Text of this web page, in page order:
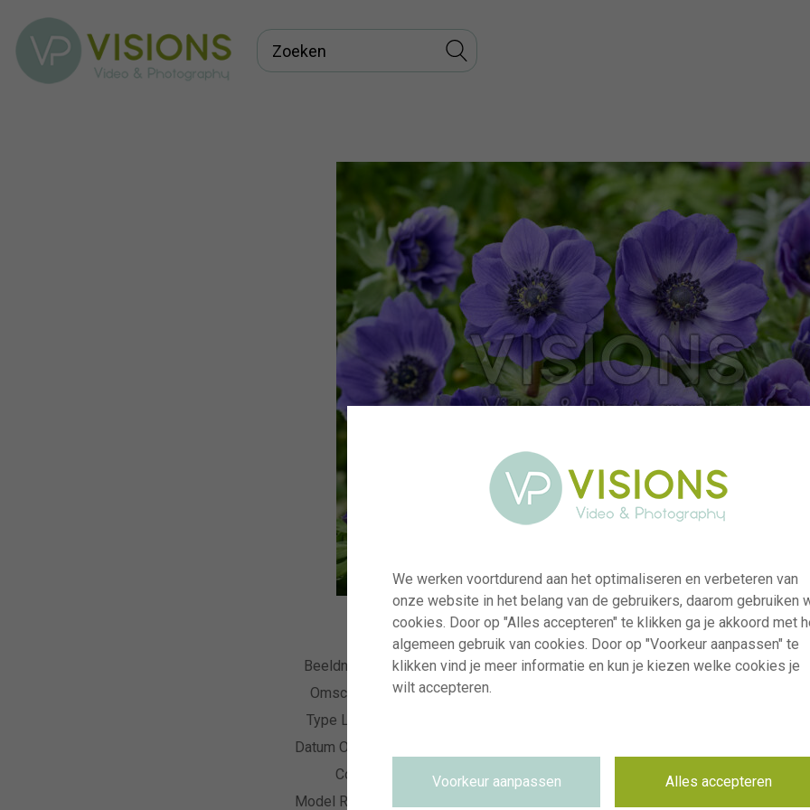
Beeldnummer
visi238027
Omschrijving
Anemone coronaria Mistral Blue
Type Licentie
Datum Opname
Collectie
~VISIONSPICTURES & PHOTOGRAPHY
Model Release
We werken voortdurend aan het optimaliseren en verbeteren van
onze website in het belang van de gebruikers, daarom gebruiken
cookies. Door op "Alles accepteren" te klikken ga je akkoord met
algemeen gebruik van cookies. Door op "Voorkeur aanpassen" te
klikken vind je meer informatie en kun je kiezen welke cookies je
wilt accepteren.
Voorkeur aanpassen Alles accepteren